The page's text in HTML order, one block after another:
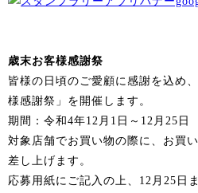
歳末お客様感謝祭
皆様の日頃のご愛顧に感謝を込め
様感謝祭」を開催します。
期間：令和4年12月1日～12月25日
対象店舗でお買い物の際に、お買
差し上げます。
応募用紙にご記入の上、12月25日